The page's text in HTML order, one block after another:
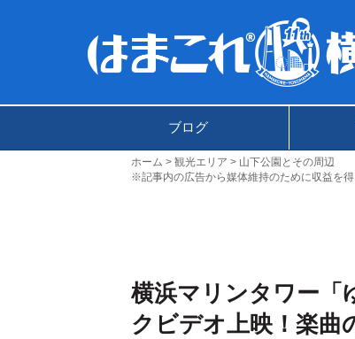
ブログ
ホーム 観光エリア
山下公園とその周辺
※記事内の広告から媒体維持のために収益を
横浜マリンタワー「
クビデオ上映！楽曲